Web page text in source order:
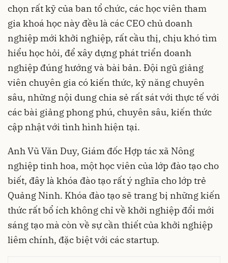
chọn rất kỹ của ban tổ chức, các học viên tham
gia khoá học này đều là các CEO chủ doanh
nghiệp mới khởi nghiệp, rất cầu thị, chịu khó tìm
hiểu học hỏi, để xây dựng phát triển doanh
nghiệp đúng hướng và bài bản. Đội ngũ giảng
viên chuyên gia có kiến thức, kỹ năng chuyên
sâu, những nội dung chia sẻ rất sát với thực tế với
các bài giảng phong phú, chuyên sâu, kiến thức
cập nhật với tình hình hiện tại.
Anh Vũ Văn Duy, Giám đốc Hợp tác xã Nông
nghiệp tinh hoa, một học viên của lớp đào tạo cho
biết, đây là khóa đào tạo rất ý nghĩa cho lớp trẻ
Quảng Ninh. Khóa đào tạo sẽ trang bị những kiến
thức rất bổ ích không chỉ về khởi nghiệp đổi mới
sáng tạo mà còn về sự cần thiết của khởi nghiệp
liêm chính, đặc biệt với các startup.